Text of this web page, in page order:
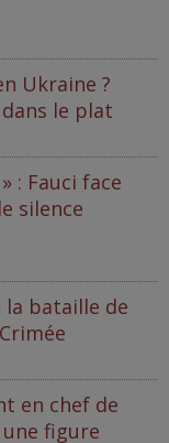
Ukraine ?
dans le plat
: Fauci face
silence
la bataille de
en chef de
figure